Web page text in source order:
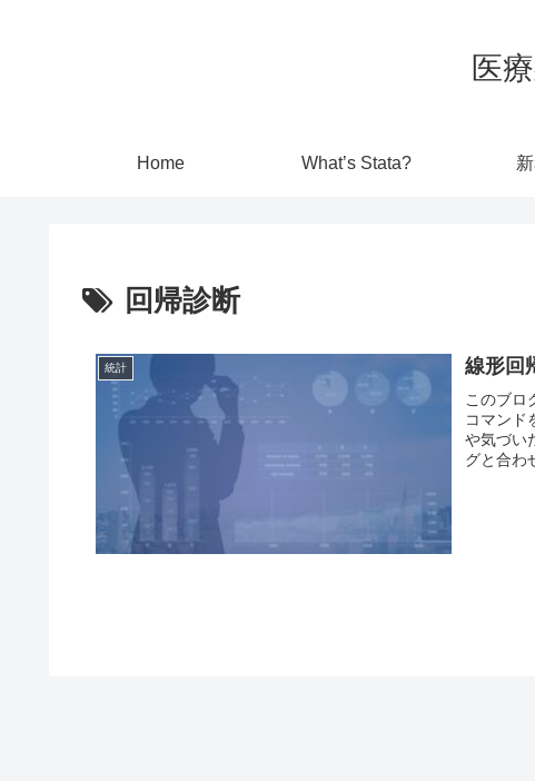
医
Home What’s Stata?
回帰診断
統計 線形回
このブロ
コマンド
や気づい
グと合わ